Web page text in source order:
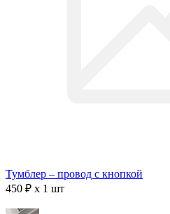
Тумблер – провод с кнопкой
450 ₽ x 1 шт